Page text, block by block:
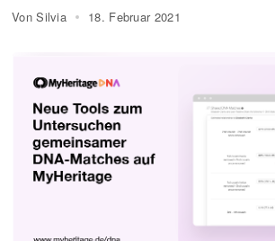
Von Silvia 18. Februar 2021